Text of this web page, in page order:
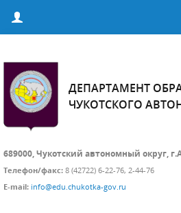
ДЕПАРТАМЕНТ
ЧУКОТСКОГО
689000, Чукотский автономный округ,
Телефон/факс: 8 (42722) 6-22-76, 2-44-76
E-mail: info@edu.chukotka-gov.ru